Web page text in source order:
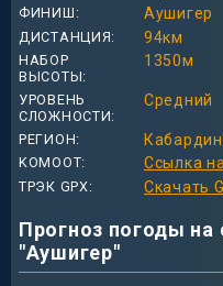
ФИНИШ Аушигер
ДИСТАНЦИЯ 94км
НАБОР
ВЫСОТЫ
1350м
УРОВЕНЬ
СЛОЖНОСТИ
Средний
РЕГИОН
KOMOOT Ссылка
ТРЭК GPX Скачать
Прогноз погоды на
"Аушигер"